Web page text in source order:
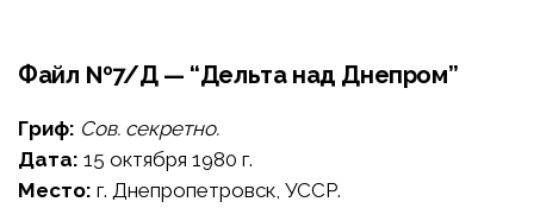
Файл №7/Д — “Дельта над Днепром”
Гриф: Сов. секретно.
Дата: 15 октября 1980 г.
Место: г. Днепропетровск, УССР.